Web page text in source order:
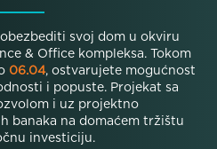
svoj dom u okviru
& Office kompleksa. Tokom
06.04, ostvarujete mogućnost
i popuste. Projekat sa
i uz projektno
banaka na domaćem tržištu
investiciju.